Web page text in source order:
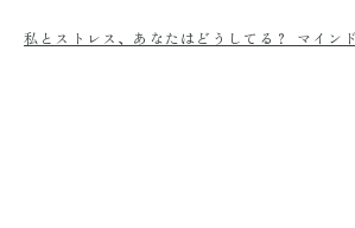
私とストレス、あなたはどうしてる？ マイン